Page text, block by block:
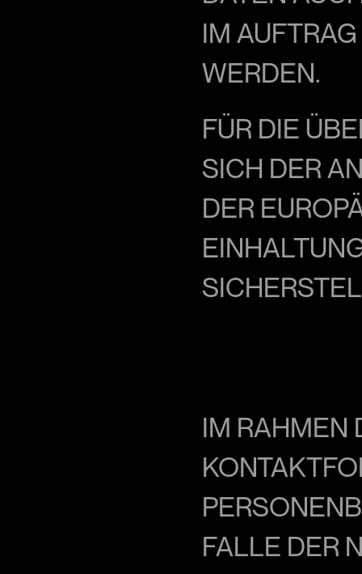
IM
WERDEN.
FÜR DIE
SICH DER
DER
IM RAHMEN
FALLE DER